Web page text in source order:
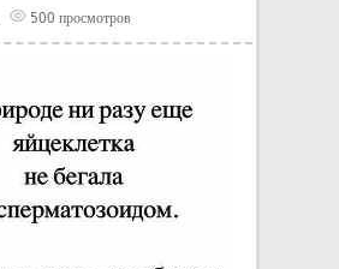
500 просмотров